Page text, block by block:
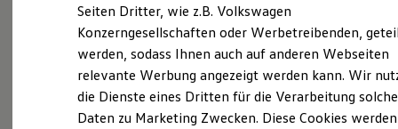
ID. Software Versionen und Updates
Digitale Extras
Schnittstellen zu Ihrem ID.
Hybridautos
Marke und Erlebnis
Volkswagen R und R Experience
R-Modelle
Gebrauchtwagen
Service
Volkswagen Economy
Service
Seiten Dritter, wie z.B. Volkswagen
Konzerngesellschaften oder Werbetreibenden,
werden, sodass Ihnen auch auf anderen Webseiten
relevante Werbung angezeigt werden kann. Wir
die Dienste eines Dritten für die Verarbeitung
Daten zu Marketing Zwecken. Diese Cookies